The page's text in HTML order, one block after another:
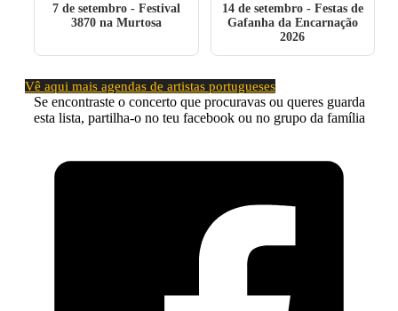
7 de setembro- Festival
3870 na Murtosa
14 de setembro- Festas de
Gafanha da Encarnação
2026
Vê aqui mais agendas de artistas portugueses
Se encontraste o concerto que procuravas ou queres guarda
esta lista, partilha-o no teu facebook ou no grupo da família